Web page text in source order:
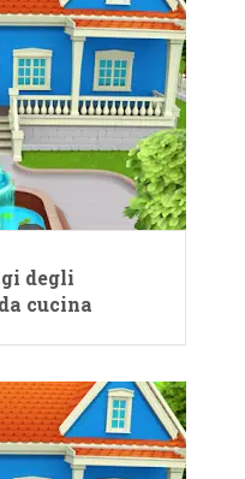
degli
cucina